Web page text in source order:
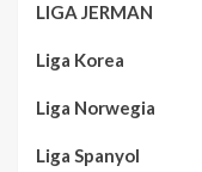
LIGA JERMAN
Liga Korea
Liga Norwegia
Liga Spanyol